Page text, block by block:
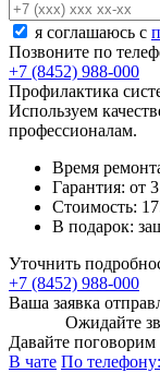
я соглашаюсь c
Позвоните по
+7 (8452) 988-000
Профилактика
Используем
профессионалам.
Время
Гарантия: от
Стоимость:
В подарок:
Уточнить
+7 (8452) 988-000
Ваша заявка
Ожидайте
Давайте поговорим
В чате По телефону: